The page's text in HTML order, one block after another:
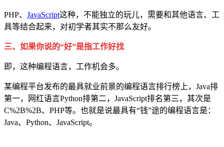
PHP、 JavaScript这种，不能独立的玩儿，需要和其他语言、工
具等结合起来，对初学者其实不那么友好。
三、如果你说的“好”是指工作好找
即，这种编程语言，工作机会多。
某编程平台发布的最具就业前景的编程语言排行榜上，Java排
第一，网红语言Python排第二，JavaScript排名第三，其次是
C%2B%2B、PHP等。也就是说最具有“钱”途的编程语言是：
Java、Python、JavaScript。